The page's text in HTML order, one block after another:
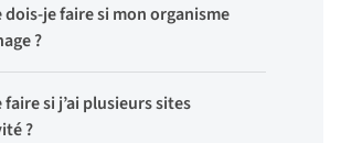
dois-je faire si mon organisme
?
faire si j’ai plusieurs sites
?